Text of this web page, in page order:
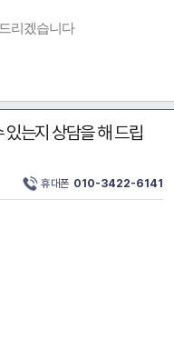
리겠습니다
있는지 상담을 해 드립
휴대폰 010-3422-6141